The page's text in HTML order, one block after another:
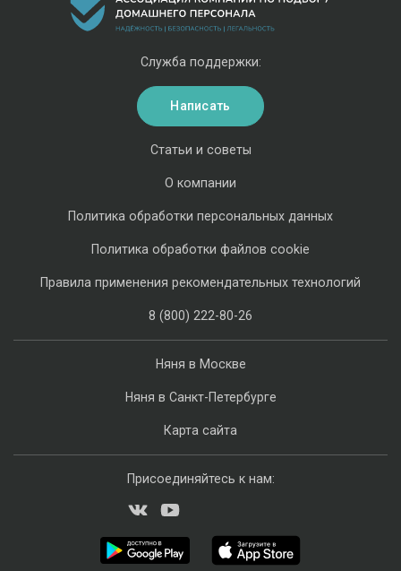
Няня в Москве
Няня в Санкт-Петербурге
Карта сайта
Статьи и советы
О компании
Политика обработки персональных данных
Политика обработки файлов cookie
Правила применения рекомендательных технологий
8 (800) 222-80-26
Служба поддержки:
Написать
Присоединяйтесь к нам: